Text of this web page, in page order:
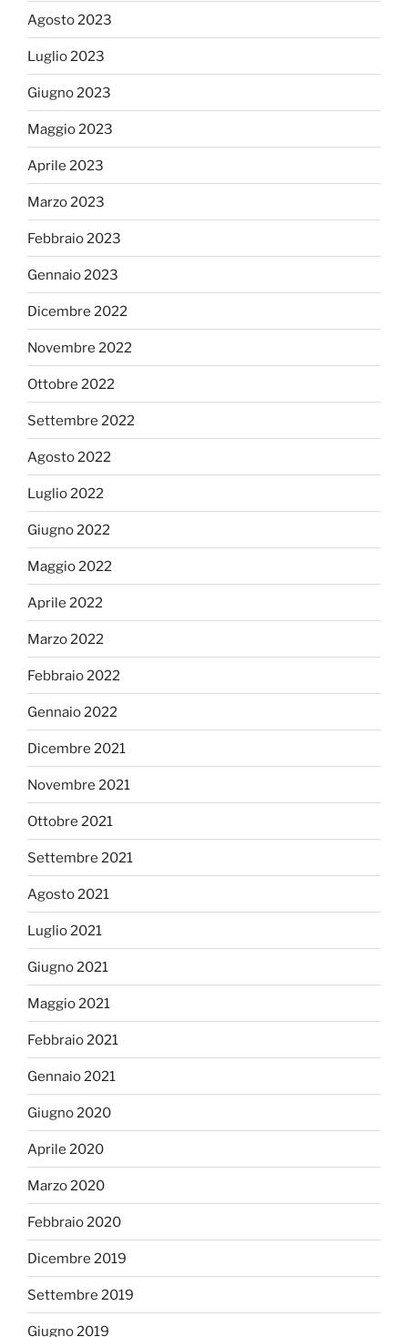
Agosto 2023
Luglio 2023
Giugno 2023
Maggio 2023
Aprile 2023
Marzo 2023
Febbraio 2023
Gennaio 2023
Dicembre 2022
Novembre 2022
Ottobre 2022
Settembre 2022
Agosto 2022
Luglio 2022
Giugno 2022
Maggio 2022
Aprile 2022
Marzo 2022
Febbraio 2022
Gennaio 2022
Dicembre 2021
Novembre 2021
Ottobre 2021
Settembre 2021
Agosto 2021
Luglio 2021
Giugno 2021
Maggio 2021
Febbraio 2021
Gennaio 2021
Giugno 2020
Aprile 2020
Marzo 2020
Febbraio 2020
Dicembre 2019
Settembre 2019
Giugno 2019